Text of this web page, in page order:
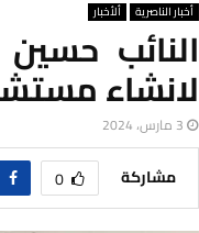
أخبار الناصرية ألأخبار
النائب
لانشاء
3 مارس، 2024
مشاركة 0